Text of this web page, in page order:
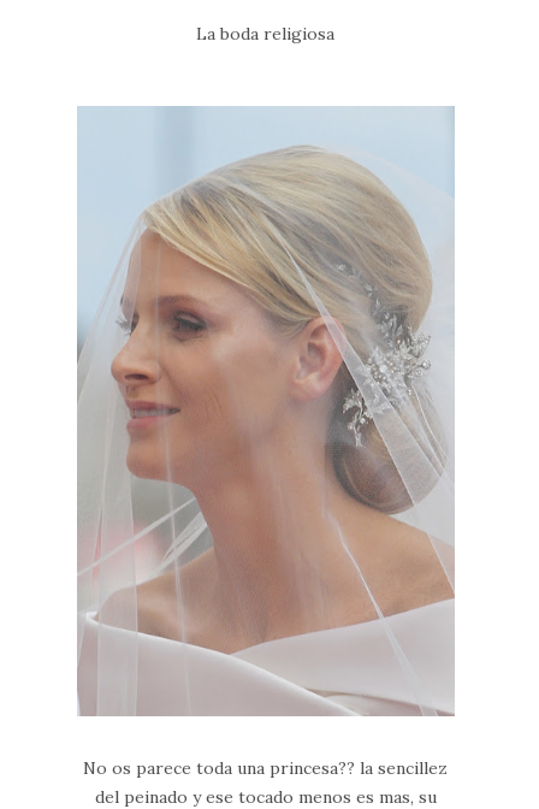
La boda religiosa
No os parece toda una princesa?? la sencillez
del peinado y ese tocado menos es mas, su